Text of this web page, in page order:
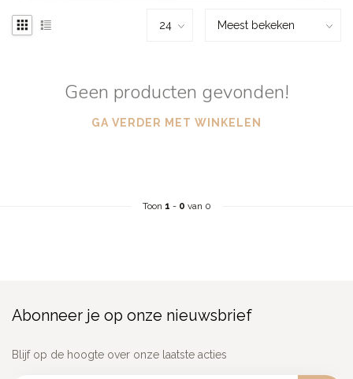
Geen producten gevonden!
GA VERDER MET WINKELEN
Toon 1 - 0 van 0
Abonneer je op onze nieuwsbrief
Blijf op de hoogte over onze laatste acties